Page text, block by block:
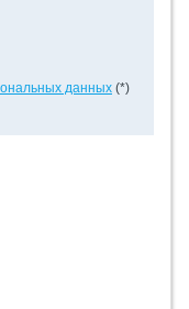
данных (*)